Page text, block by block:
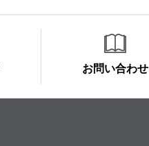
お問い合わせ